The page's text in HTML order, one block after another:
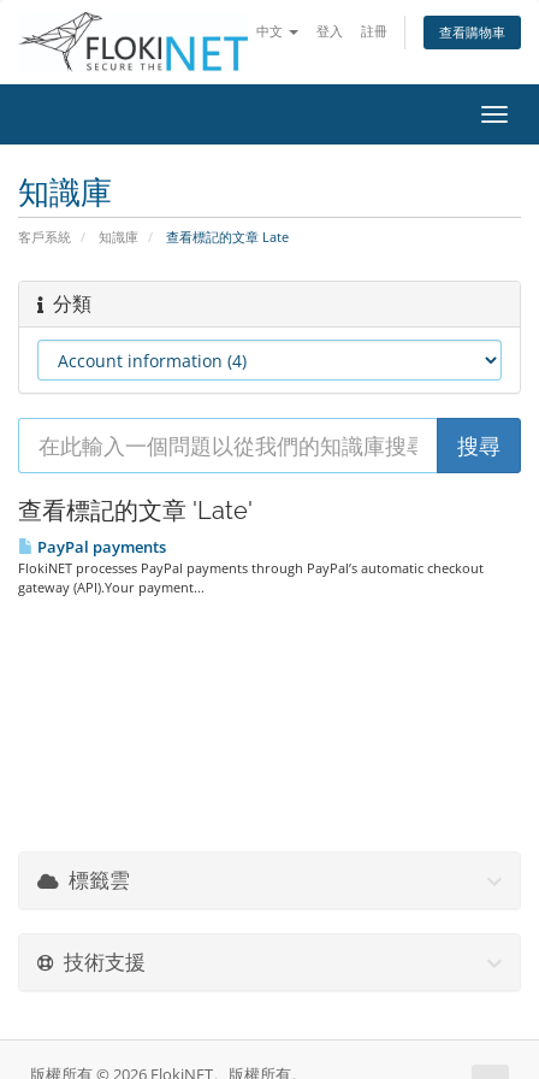
中文 登入 註冊 查看購物車
切
換
知識庫
客戶系統 知識庫 查看標記的文章 Late
分類
查看標記的文章 'Late'
PayPal payments
FlokiNET processes PayPal payments through PayPal’s automatic checkout
gateway (API).Your payment...
標籤雲
技術支援
版權所有 © 2026 FlokiNET。版權所有。